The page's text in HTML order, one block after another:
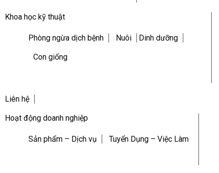
Khoa học kỹ thuật
Phòng ngừa dịch bệnh Nuôi Dinh dưỡng
Con giống
Liên hệ
Hoạt động doanh nghiệp
Sản phẩm – Dịch vụ Tuyển Dụng – Việc Làm